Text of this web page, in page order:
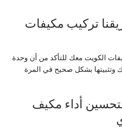
تركيب مكيفات
الكويت معك للتأكد من أن وحدة
وتثبيتها بشكل صحيح في المرة
أداء مكيف